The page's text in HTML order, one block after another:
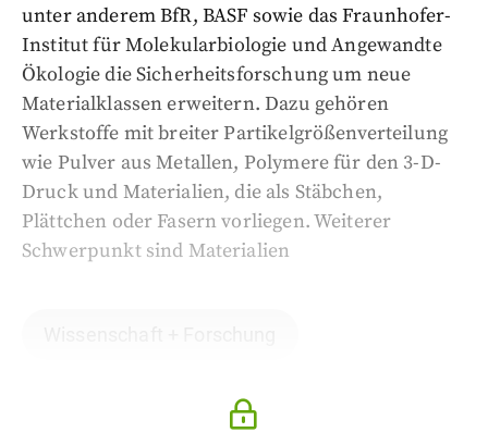
unter anderem BfR, BASF sowie das Fraunhofer-
Institut für Molekularbiologie und Angewandte
Ökologie die Sicherheitsforschung um neue
Materialklassen erweitern. Dazu gehören
Werkstoffe mit breiter Partikelgrößenverteilung
wie Pulver aus Metallen, Polymere für den 3-D-
Druck und Materialien, die als Stäbchen,
Plättchen oder Fasern vorliegen. Weiterer
Schwerpunkt sind Materialien